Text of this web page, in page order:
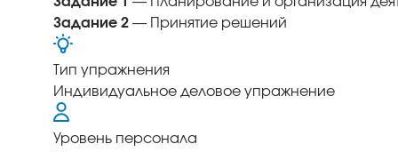
Задание 2 — Принятие решений
Тип упражнения
Индивидуальное деловое упражнение
Уровень персонала